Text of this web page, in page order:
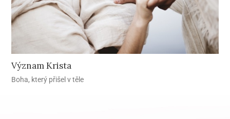
Význam Krista
Boha, který přišel v těle